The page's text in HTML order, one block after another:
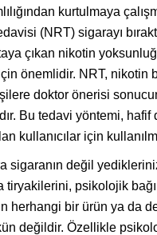
kurtulmaya
(NRT) sigarayı
çıkan nikotin
için önemlidir. NRT, nikotin
doktor önerisi
Bu tedavi yöntemi, hafif
kullanıcılar için
sigaranın değil
tiryakilerini, psikolojik
herhangi bir ürün ya da
değildir. Özellikle